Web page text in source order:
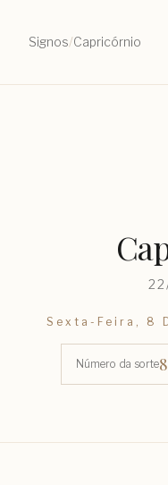
Signos/Capricórnio
Sexta-Feira, 8
Número da sorte